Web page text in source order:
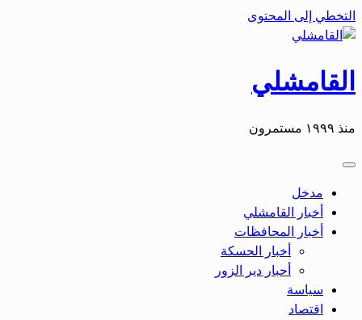
التخطي إلى المحتوى
القامشلي
منذ ١٩٩٩ مستمرون
مدخل
أخبار القامشلي
أخبار المحافظات
أخبار الحسكة
أحبار دير الزور
سياسة
اقتصاد